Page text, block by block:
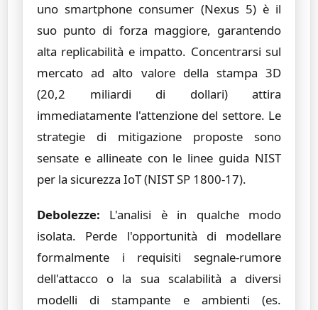
uno smartphone consumer (Nexus 5) è il
suo punto di forza maggiore, garantendo
alta replicabilità e impatto. Concentrarsi sul
mercato ad alto valore della stampa 3D
(20,2 miliardi di dollari) attira
immediatamente l'attenzione del settore. Le
strategie di mitigazione proposte sono
sensate e allineate con le linee guida NIST
per la sicurezza IoT (NIST SP 1800-17).
Debolezze: L'analisi è in qualche modo
isolata. Perde l'opportunità di modellare
formalmente i requisiti segnale-rumore
dell'attacco o la sua scalabilità a diversi
modelli di stampante e ambienti (es.